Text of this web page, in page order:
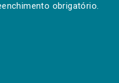
obrigatório.